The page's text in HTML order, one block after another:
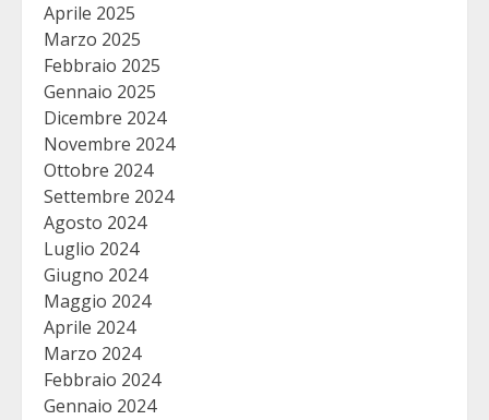
Aprile 2025
Marzo 2025
Febbraio 2025
Gennaio 2025
Dicembre 2024
Novembre 2024
Ottobre 2024
Settembre 2024
Agosto 2024
Luglio 2024
Giugno 2024
Maggio 2024
Aprile 2024
Marzo 2024
Febbraio 2024
Gennaio 2024